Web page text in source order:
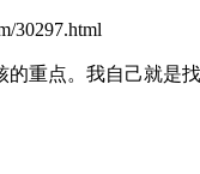
30297.html
点。我自己就是